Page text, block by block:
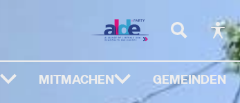
MITMACHEN GEMEINDEN